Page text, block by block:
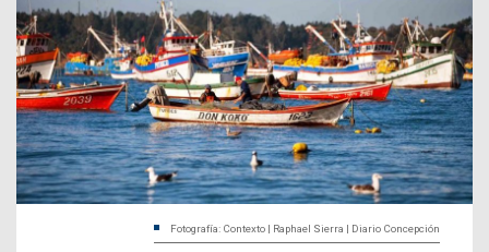
Fotografía: Contexto | Raphael Sierra | Diario Concepción